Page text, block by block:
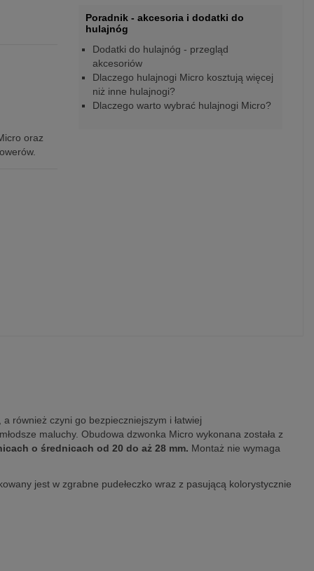
oraz
Poradnik - akcesoria i dodatki do
hulajnóg
Dodatki do hulajnóg - przegląd
akcesoriów
Dlaczego hulajnogi Micro kosztują więcej
niż inne hulajnogi?
Dlaczego warto wybrać hulajnogi Micro?
również czyni go bezpieczniejszym i łatwiej
maluchy. Obudowa dzwonka Micro wykonana została z
o średnicach od 20 do aż 28 mm. Montaż nie wymaga
jest w zgrabne pudełeczko wraz z pasującą kolorystycznie